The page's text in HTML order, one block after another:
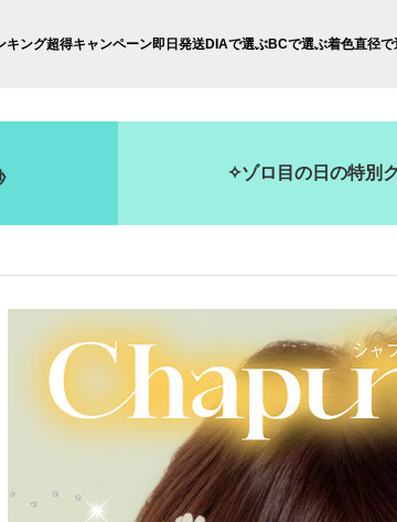
キング超得キャンペーン即日発送DIAで選ぶBCで選ぶ着色直径で
✧ゾロ目の日の特別